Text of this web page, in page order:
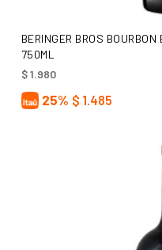
BERINGER BROS
750ML
$1.980
25% $ 1.485